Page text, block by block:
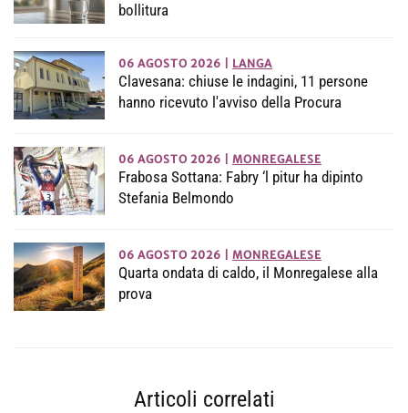
bollitura
06 AGOSTO 2026 LANGA
Clavesana: chiuse le indagini, 11 persone
hanno ricevuto l'avviso della Procura
06 AGOSTO 2026 MONREGALESE
Frabosa Sottana: Fabry ‘l pitur ha dipinto
Stefania Belmondo
06 AGOSTO 2026 MONREGALESE
Quarta ondata di caldo, il Monregalese alla
prova
Articoli correlati